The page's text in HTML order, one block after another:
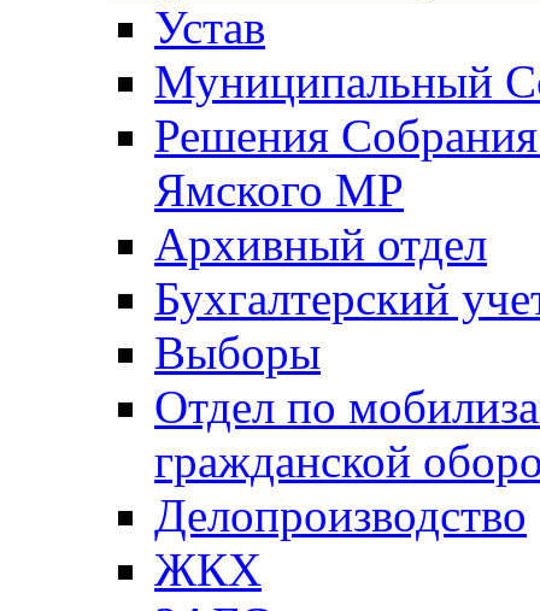
Устав
Муниципальный
Решения
Ямского МР
Архивный отдел
Бухгалтерский
Выборы
Отдел по
гражданской
Делопроизводство
ЖКХ